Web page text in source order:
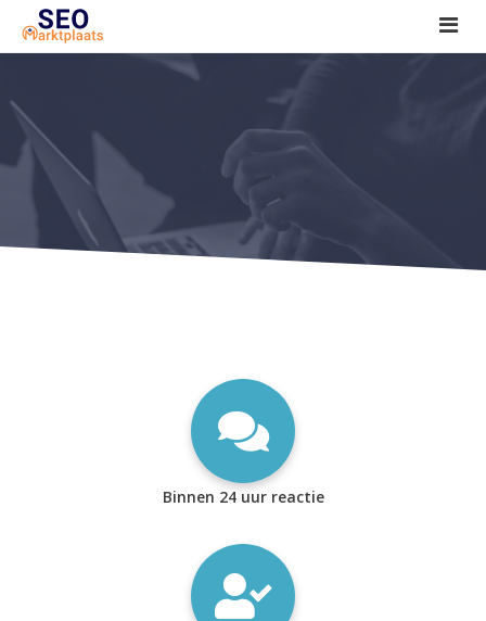
SEO tools reviews
Marketeer bij jou in de buurt?
Offerte
1. Seo voor beginners +
2. Onderzoeken +
Binnen 24 uur reactie